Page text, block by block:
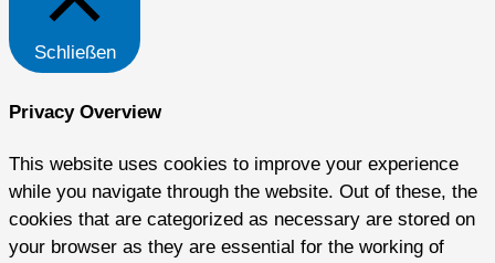
Schließen
Privacy Overview
This website uses cookies to improve your experience
while you navigate through the website. Out of these, the
cookies that are categorized as necessary are stored on
your browser as they are essential for the working of